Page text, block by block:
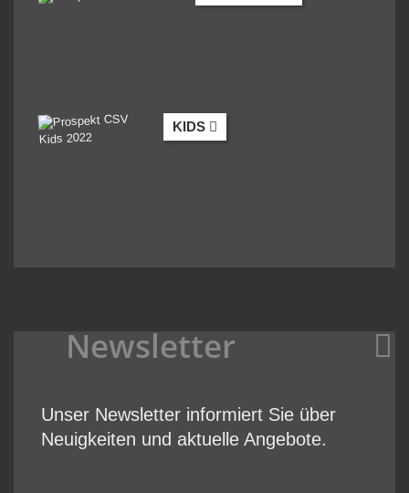
KIDS
Newsletter
Unser Newsletter informiert Sie über
Neuigkeiten und aktuelle Angebote.